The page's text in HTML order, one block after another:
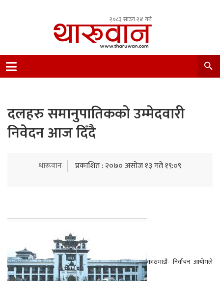
२०८३ साउन २४ गते
Nepal.
दलहरु समानुपातिकको उम्मेदवारी
निवेदन आज दिँदै
थारूवान प्रकाशित : २०७० असोज १३ गते १९:०९
काठमाडौं- निर्वाचन आयोगले